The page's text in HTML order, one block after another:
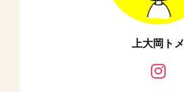
上大岡トメ